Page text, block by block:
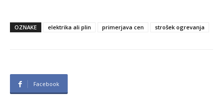
OZNAKE elektrika ali plin primerjava cen strošek ogrevanja
Facebook